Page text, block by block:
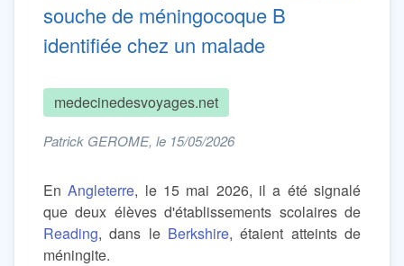
souche de méningocoque B
identifiée chez un malade
medecinedesvoyages.net
Patrick GEROME, le 15/05/2026
EnAngleterre, le 15 mai 2026, il a été signalé
que deux élèves d'établissements scolaires de
Reading, dans le Berkshire, étaient atteints de
méningite.